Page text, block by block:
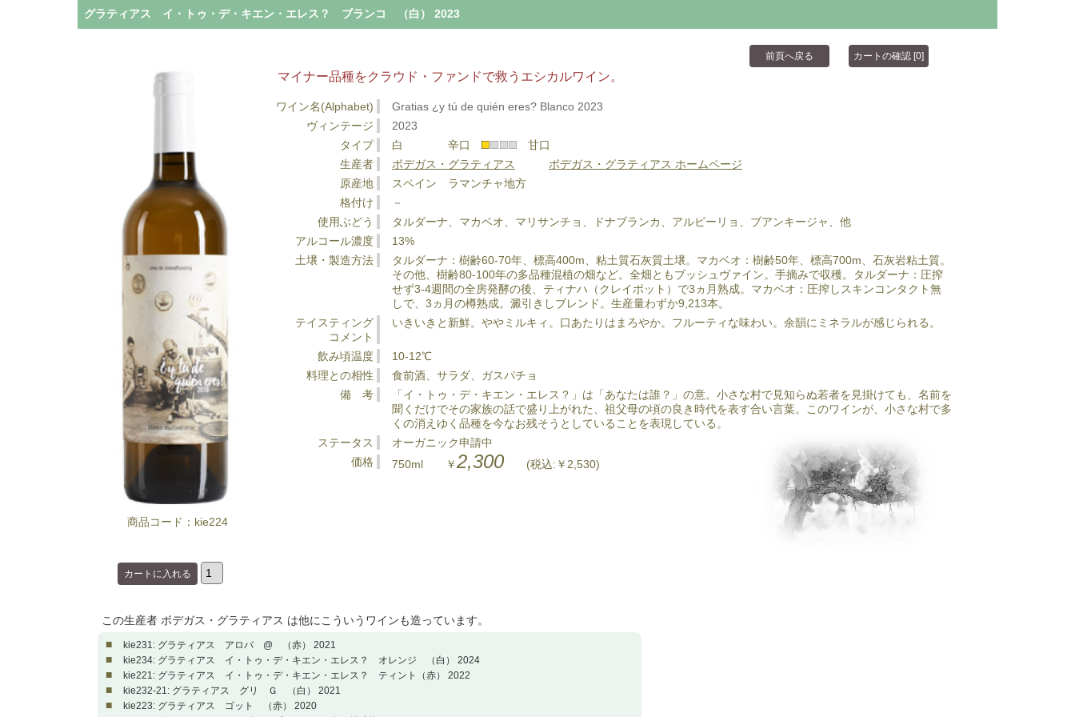
グラティアス イ・トゥ・デ・キエン・エレス？ ブランコ （白） 2023
商品コード：kie224
マイナー品種をクラウド・ファンドで救うエシカルワイン。
ワイン名(Alphabet)
Gratias ¿y tú de quién eres? Blanco 2023
ヴィンテージ
2023
タイプ
白 辛口
甘口
生産者
ボデガス・グラティアス
ボデガス・グラティアス ホームページ
原産地
スペイン ラマンチャ地方
格付け
－
使用ぶどう
タルダーナ、マカベオ、マリサンチョ、ドナブランカ、アルビーリョ、ブアンキージャ、他
アルコール濃度
13%
土壌・製造方法
タルダーナ：樹齢60-70年、標高400m、粘土質石灰質土壌。マカベオ：樹齢50年、標高700m、石灰岩粘土質。
その他、樹齢80-100年の多品種混植の畑など。全畑ともブッシュヴァイン。手摘みで収穫。タルダーナ：圧搾
せず3-4週間の全房発酵の後、ティナハ（クレイポット）で3ヵ月熟成。マカベオ：圧搾しスキンコンタクト無
しで、3ヵ月の樽熟成。澱引きしブレンド。生産量わずか9,213本。
テイスティング
コメント
いきいきと新鮮。ややミルキィ。口あたりはまろやか。フルーティな味わい。余韻にミネラルが感じられる。
飲み頃温度
10-12℃
料理との相性
食前酒、サラダ、ガスパチョ
備 考
「イ・トゥ・デ・キエン・エレス？」は「あなたは誰？」の意。小さな村で見知らぬ若者を見掛けても、名前を
聞くだけでその家族の話で盛り上がれた、祖父母の頃の良き時代を表す合い言葉。このワインが、小さな村で多
くの消えゆく品種を今なお残そうとしていることを表現している。
ステータス
オーガニック申請中
価格
750ml ￥2,300 (税込:￥2,530)
この生産者 ボデガス・グラティアス は他にこういうワインも造っています。
■ kie231: グラティアス アロバ @ （赤） 2021
■ kie234: グラティアス イ・トゥ・デ・キエン・エレス？ オレンジ （白） 2024
■ kie221: グラティアス イ・トゥ・デ・キエン・エレス？ ティント（赤） 2022
■ kie232-21: グラティアス グリ Ｇ （白） 2021
■ kie223: グラティアス ゴット （赤） 2020